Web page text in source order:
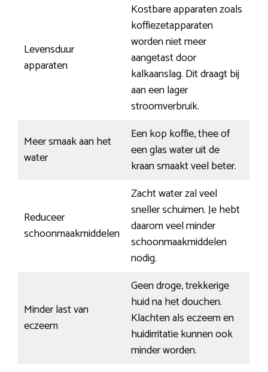
Levensduur
apparaten
Kostbare apparaten zoals
koffiezetapparaten
worden niet meer
aangetast door
kalkaanslag. Dit draagt bij
aan een lager
stroomverbruik.
Meer smaak aan het
water
Een kop koffie, thee of
een glas water uit de
kraan smaakt veel beter.
Reduceer
schoonmaakmiddelen
Zacht water zal veel
sneller schuimen. Je hebt
daarom veel minder
schoonmaakmiddelen
nodig.
Minder last van
eczeem
Geen droge, trekkerige
huid na het douchen.
Klachten als eczeem en
huidirritatie kunnen ook
minder worden.